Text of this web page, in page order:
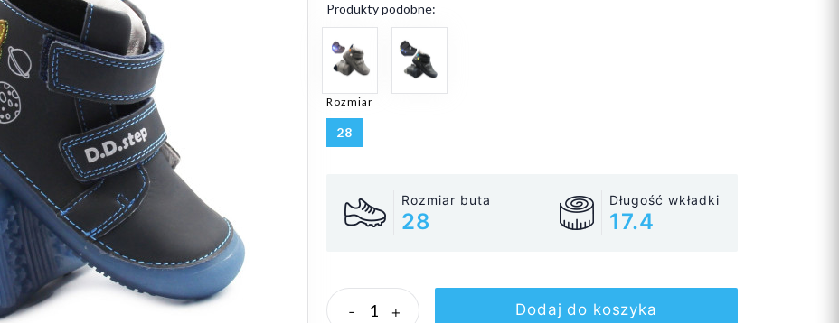
Produkty podobne:
Rozmiar
28
Rozmiar buta
28
Długość wkładki
17.4
- + Dodaj do koszyka